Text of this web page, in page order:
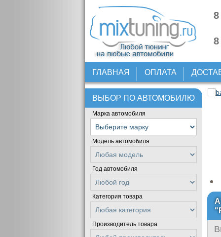
ГЛАВНАЯ ОПЛАТА
ВЫБОР ПО АВТОМОБИЛЮ
Марка автомобиля
Модель автомобиля
Год автомобиля
Категория товара
Производитель товара